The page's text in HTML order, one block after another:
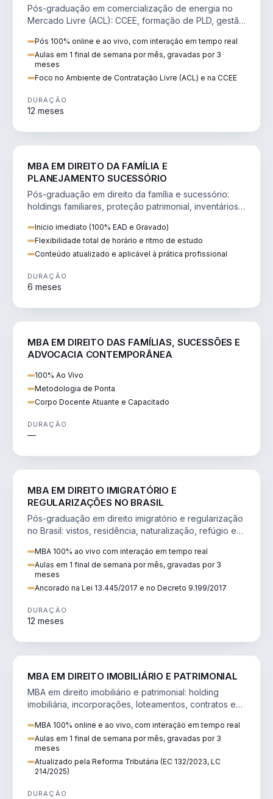
Pós-graduação em comercialização de energia no
Mercado Livre (ACL): CCEE, formação de PLD, gestão
Pós 100% online e ao vivo, com interação em tempo real
Aulas em 1 final de semana por mês, gravadas por 3
meses
Foco no Ambiente de Contratação Livre (ACL) e na CCEE
DURAÇÃO
12 meses
MBA EM DIREITO DA FAMÍLIA E
PLANEJAMENTO SUCESSÓRIO
Pós-graduação em direito da família e sucessório:
holdings familiares, proteção patrimonial, inventários
Inicio imediato (100% EAD e Gravado)
Flexibilidade total de horário e ritmo de estudo
Conteúdo atualizado e aplicável à prática profissional
DURAÇÃO
6 meses
MBA EM DIREITO DAS FAMÍLIAS, SUCESSÕES E
ADVOCACIA CONTEMPORÂNEA
100% Ao Vivo
Metodologia de Ponta
Corpo Docente Atuante e Capacitado
DURAÇÃO
—
MBA EM DIREITO IMIGRATÓRIO E
REGULARIZAÇÕES NO BRASIL
Pós-graduação em direito imigratório e regularização
no Brasil: vistos, residência, naturalização, refúgio e
MBA 100% ao vivo com interação em tempo real
Aulas em 1 final de semana por mês, gravadas por 3
meses
Ancorado na Lei 13.445/2017 e no Decreto 9.199/2017
DURAÇÃO
12 meses
MBA EM DIREITO IMOBILIÁRIO E PATRIMONIAL
MBA em direito imobiliário e patrimonial: holding
imobiliária, incorporações, loteamentos, contratos e
MBA 100% online e ao vivo, com interação em tempo real
Aulas em 1 final de semana por mês, gravadas por 3
meses
Atualizado pela Reforma Tributária (EC 132/2023, LC
214/2025)
DURAÇÃO